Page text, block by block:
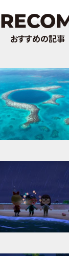
おすすめの記事